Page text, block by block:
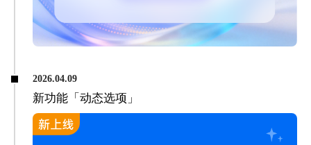
2026.04.09
新功能「动态选项」